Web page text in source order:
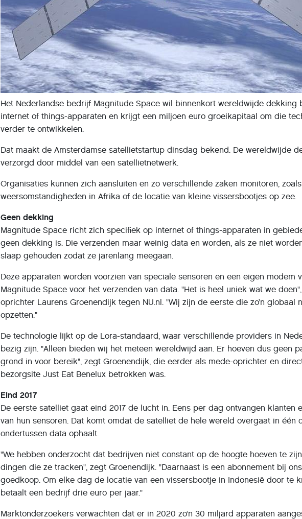
Het Nederlandse bedrijf Magnitude Space wil binnenkort wereldwijde dekking
internet of things-apparaten en krijgt een miljoen euro groeikapitaal om die
verder te ontwikkelen.
Dat maakt de Amsterdamse satellietstartup dinsdag bekend. De wereldwijde
verzorgd door middel van een satellietnetwerk.
Organisaties kunnen zich aansluiten en zo verschillende zaken monitoren,
weersomstandigheden in Afrika of de locatie van kleine vissersbootjes op zee.
Geen dekking
Magnitude Space richt zich specifiek op internet of things-apparaten in
geen dekking is. Die verzenden maar weinig data en worden, als ze niet
slaap gehouden zodat ze jarenlang meegaan.
Deze apparaten worden voorzien van speciale sensoren en een eigen modem
Magnitude Space voor het verzenden van data. "Het is heel uniek wat we
oprichter Laurens Groenendijk tegen NU.nl. "Wij zijn de eerste die zo’n globaal
opzetten."
De technologie lijkt op de Lora-standaard, waar verschillende providers in
bezig zijn. "Alleen bieden wij het meteen wereldwijd aan. Er hoeven dus geen
grond in voor bereik", zegt Groenendijk, die eerder als mede-oprichter en
bezorgsite Just Eat Benelux betrokken was.
Eind 2017
De eerste satelliet gaat eind 2017 de lucht in. Eens per dag ontvangen klanten
van hun sensoren. Dat komt omdat de satelliet de hele wereld overgaat in één
ondertussen data ophaalt.
"We hebben onderzocht dat bedrijven niet constant op de hoogte hoeven te
dingen die ze tracken", zegt Groenendijk. "Daarnaast is een abonnement bij
goedkoop. Om elke dag de locatie van een vissersbootje in Indonesië door te
betaalt een bedrijf drie euro per jaar."
Marktonderzoekers verwachten dat er in 2020 zo’n 30 miljard apparaten